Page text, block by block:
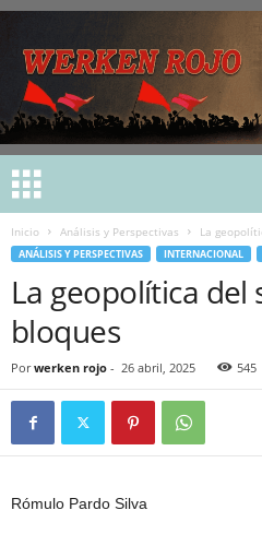
Inicio Análisis y Perspectivas La
ANÁLISIS Y PERSPECTIVAS INTERNACIONAL
La geopolítica del
bloques
Por werken rojo - 26 abril, 2025 545
Rómulo Pardo Silva